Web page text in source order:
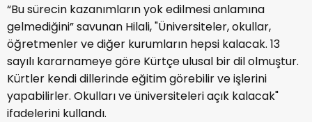
“Bu sürecin kazanımların yok edilmesi anlamına
gelmediğini” savunan Hilali, "Üniversiteler, okullar,
öğretmenler ve diğer kurumların hepsi kalacak. 13
sayılı kararnameye göre Kürtçe ulusal bir dil olmuştur.
Kürtler kendi dillerinde eğitim görebilir ve işlerini
yapabilirler. Okulları ve üniversiteleri açık kalacak"
ifadelerini kullandı.